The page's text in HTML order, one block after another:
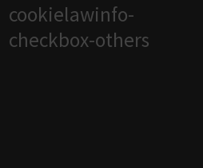
cookielawinfo-
checkbox-others